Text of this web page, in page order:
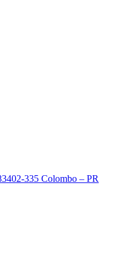
335 Colombo – PR